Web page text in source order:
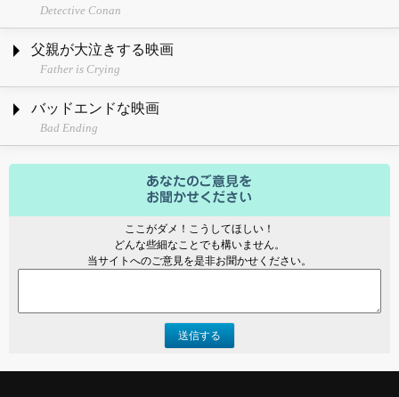
Detective Conan
父親が大泣きする映画
Father is Crying
バッドエンドな映画
Bad Ending
ここがダメ！こうしてほしい！
どんな些細なことでも構いません。
当サイトへのご意見を是非お聞かせください。
送信する